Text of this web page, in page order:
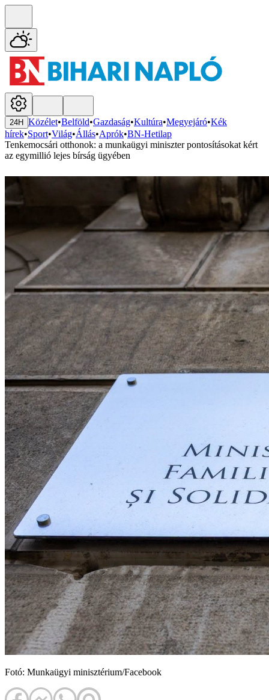
24H Közélet•Belföld•Gazdaság•Kultúra•Megyejáró•Kék
hírek•Sport•Világ•Állás•Aprók•BN-Hetilap
Tenkemocsári otthonok: a munkaügyi miniszter pontosításokat kért
az egymillió lejes bírság ügyében
Fotó: Munkaügyi minisztérium/Facebook